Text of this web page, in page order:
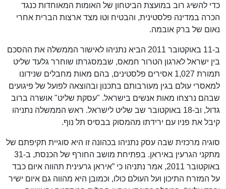
כדי להשיג רוב במועצת הביטחון של האומות המאוחדות כנגד
הכרה במדינה פלסטינית, והבטיח וטו מצד ארצות הברית אחרי
נאום של ברק אובמה.
ב-11 באוקטובר 2011 הביא נתניהו לאישור הממשלה את ההסכם
בין ישראל לארגון הטרור חמאס, שבמסגרתו שוחרר גלעד שליט
תמורת 1,027 אסירים פלסטינים, בהם מאות מחבלים שנידונו
למאסרי עולם בגין מעורבותם בתכנון ובהוצאה לפועל של פיגועים
שבהם נרצחו מאות אנשים בישראל. "עסקת שליט" אושרה ברוב
גדול, וב-18 באוקטובר שב שליט לישראל. ראש הממשלה נתניהו
קיבל את פניו עם ירידתו מהמסוק בבסיס תל נוף.
סוגיה מרכזית שבה עסק נתניהו בכהונה זו היא סוגיית תקיפתם של
מתקני הגרעין באיראן. בפתיחת מושב החורף של הכנסת, ב-31
באוקטובר 2011, אמר נתניהו כי ”איראן גרעינית תהווה איום כבד
על המזרח התיכון ועל העולם כולו, וכמובן היא מהווה גם איום ישיר